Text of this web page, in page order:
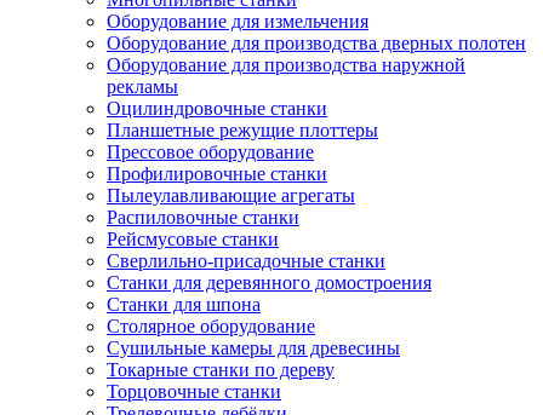
Оборудование для измельчения
Оборудование для производства дверных полотен
Оборудование для производства наружной
рекламы
Оцилиндровочные станки
Планшетные режущие плоттеры
Прессовое оборудование
Профилировочные станки
Пылеулавливающие агрегаты
Распиловочные станки
Рейсмусовые станки
Сверлильно-присадочные станки
Станки для деревянного домостроения
Станки для шпона
Столярное оборудование
Сушильные камеры для древесины
Токарные станки по дереву
Торцовочные станки